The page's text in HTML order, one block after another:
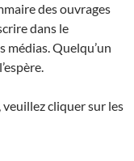
des ouvrages
dans le
médias. Quelqu’un
cliquer sur les